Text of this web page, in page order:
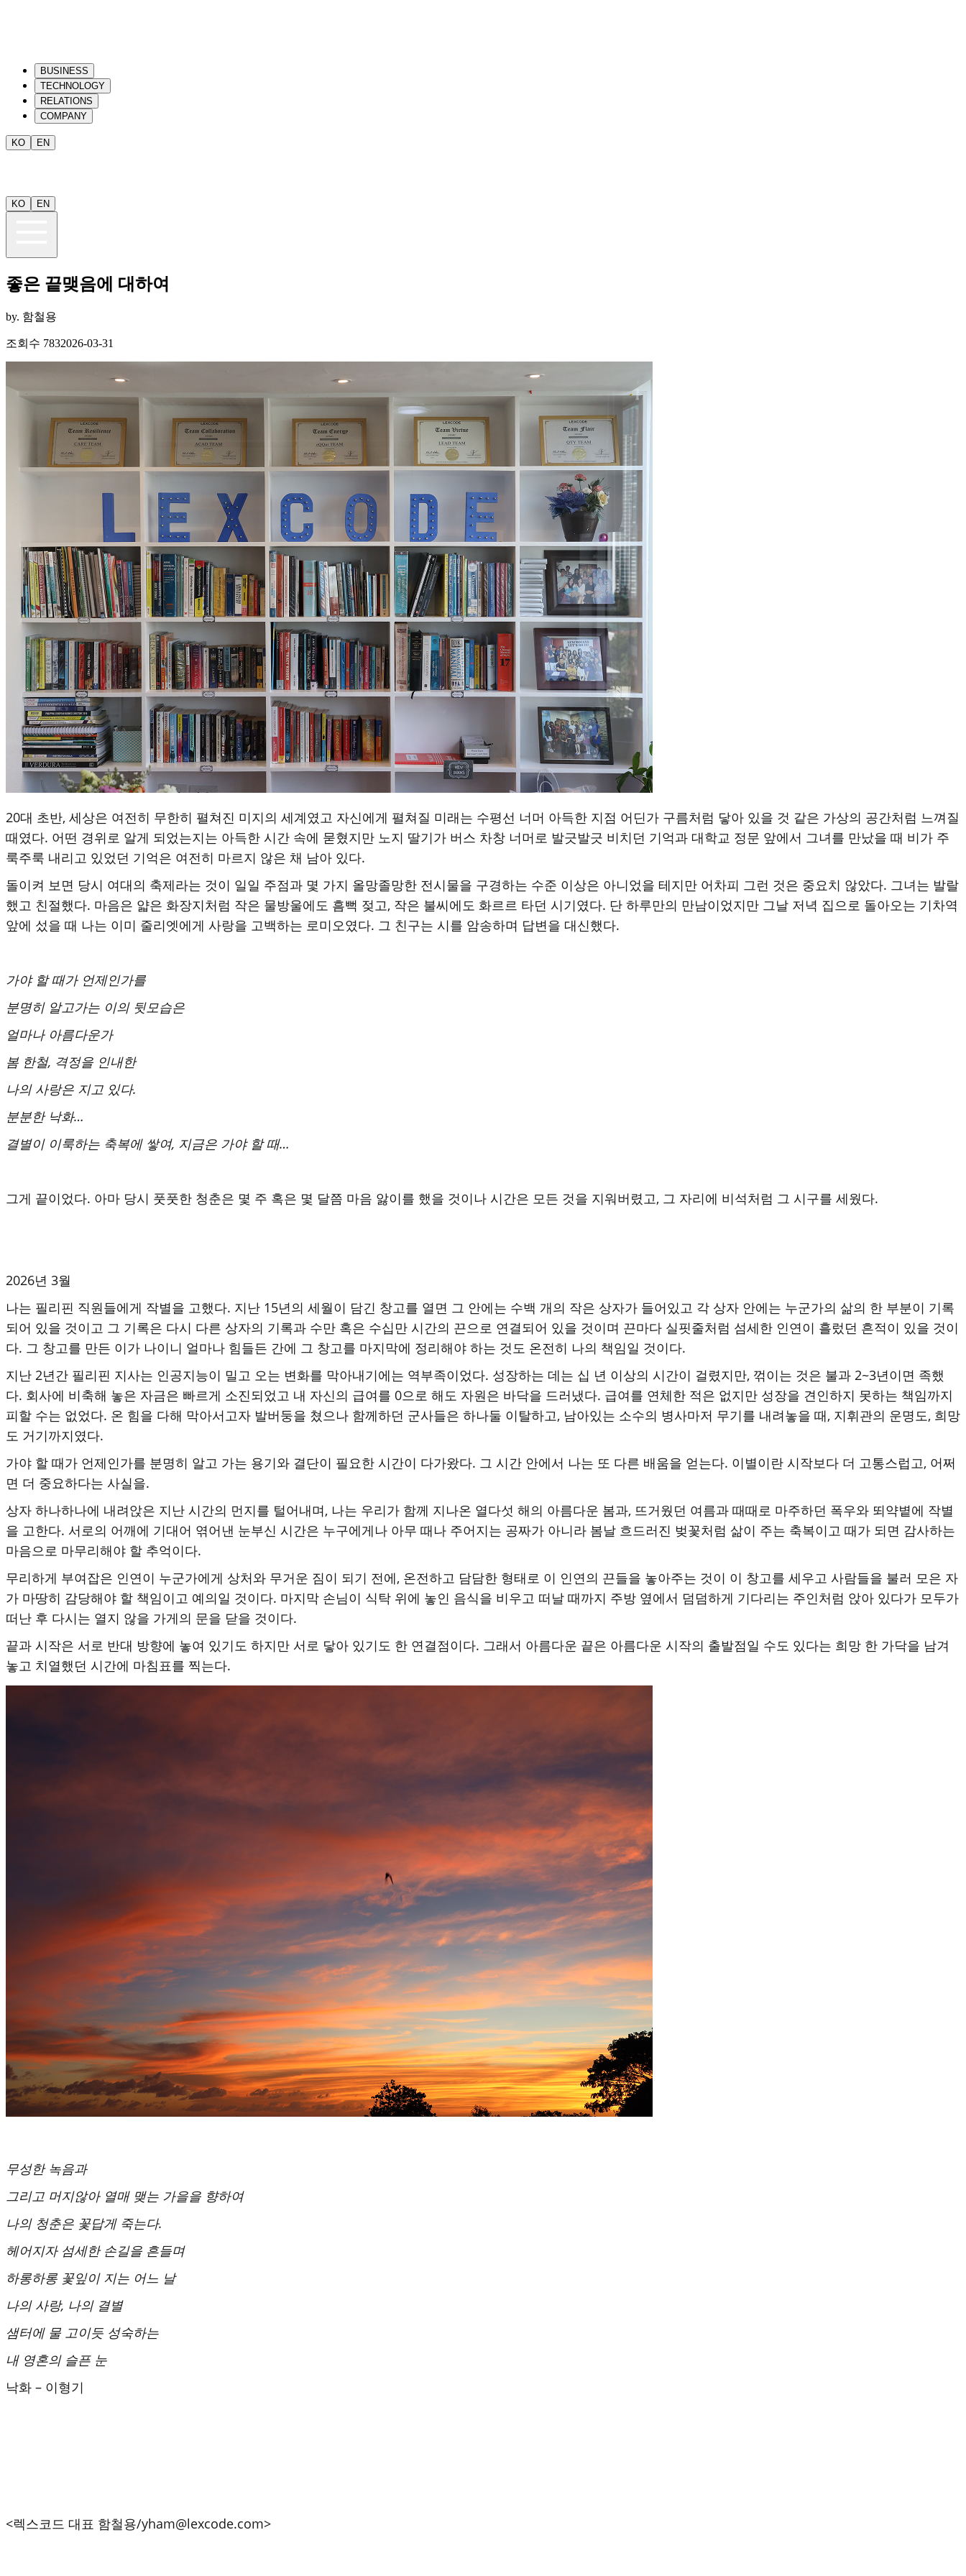
BUSINESS
TECHNOLOGY
RELATIONS
COMPANY
KO EN
KO EN
좋은 끝맺음에 대하여
by. 함철용
조회수 7832026-03-31
20대 초반, 세상은 여전히 무한히 펼쳐진 미지의 세계였고 자신에게 펼쳐질 미래는 수평선 너머 아득한 지점 어딘가 구름처럼 닿아 있을 것 같은 가상의 공간처럼 느껴질
때였다. 어떤 경위로 알게 되었는지는 아득한 시간 속에 묻혔지만 노지 딸기가 버스 차창 너머로 발긋발긋 비치던 기억과 대학교 정문 앞에서 그녀를 만났을 때 비가 주
룩주룩 내리고 있었던 기억은 여전히 마르지 않은 채 남아 있다.
돌이켜 보면 당시 여대의 축제라는 것이 일일 주점과 몇 가지 올망졸망한 전시물을 구경하는 수준 이상은 아니었을 테지만 어차피 그런 것은 중요치 않았다. 그녀는 발랄
했고 친절했다. 마음은 얇은 화장지처럼 작은 물방울에도 흠뻑 젖고, 작은 불씨에도 화르르 타던 시기였다. 단 하루만의 만남이었지만 그날 저녁 집으로 돌아오는 기차역
앞에 섰을 때 나는 이미 줄리엣에게 사랑을 고백하는 로미오였다. 그 친구는 시를 암송하며 답변을 대신했다.
가야 할 때가 언제인가를
분명히 알고가는 이의 뒷모습은
얼마나 아름다운가
봄 한철, 격정을 인내한
나의 사랑은 지고 있다.
분분한 낙화…
결별이 이룩하는 축복에 쌓여, 지금은 가야 할 때…
그게 끝이었다. 아마 당시 풋풋한 청춘은 몇 주 혹은 몇 달쯤 마음 앓이를 했을 것이나 시간은 모든 것을 지워버렸고, 그 자리에 비석처럼 그 시구를 세웠다.
2026년 3월
나는 필리핀 직원들에게 작별을 고했다. 지난 15년의 세월이 담긴 창고를 열면 그 안에는 수백 개의 작은 상자가 들어있고 각 상자 안에는 누군가의 삶의 한 부분이 기록
되어 있을 것이고 그 기록은 다시 다른 상자의 기록과 수만 혹은 수십만 시간의 끈으로 연결되어 있을 것이며 끈마다 실핏줄처럼 섬세한 인연이 흘렀던 흔적이 있을 것이
다. 그 창고를 만든 이가 나이니 얼마나 힘들든 간에 그 창고를 마지막에 정리해야 하는 것도 온전히 나의 책임일 것이다.
지난 2년간 필리핀 지사는 인공지능이 밀고 오는 변화를 막아내기에는 역부족이었다. 성장하는 데는 십 년 이상의 시간이 걸렸지만, 꺾이는 것은 불과 2~3년이면 족했
다. 회사에 비축해 놓은 자금은 빠르게 소진되었고 내 자신의 급여를 0으로 해도 자원은 바닥을 드러냈다. 급여를 연체한 적은 없지만 성장을 견인하지 못하는 책임까지
피할 수는 없었다. 온 힘을 다해 막아서고자 발버둥을 쳤으나 함께하던 군사들은 하나둘 이탈하고, 남아있는 소수의 병사마저 무기를 내려놓을 때, 지휘관의 운명도, 희망
도 거기까지였다.
가야 할 때가 언제인가를 분명히 알고 가는 용기와 결단이 필요한 시간이 다가왔다. 그 시간 안에서 나는 또 다른 배움을 얻는다. 이별이란 시작보다 더 고통스럽고, 어쩌
면 더 중요하다는 사실을.
상자 하나하나에 내려앉은 지난 시간의 먼지를 털어내며, 나는 우리가 함께 지나온 열다섯 해의 아름다운 봄과, 뜨거웠던 여름과 때때로 마주하던 폭우와 뙤약볕에 작별
을 고한다. 서로의 어깨에 기대어 엮어낸 눈부신 시간은 누구에게나 아무 때나 주어지는 공짜가 아니라 봄날 흐드러진 벚꽃처럼 삶이 주는 축복이고 때가 되면 감사하는
마음으로 마무리해야 할 추억이다.
무리하게 부여잡은 인연이 누군가에게 상처와 무거운 짐이 되기 전에, 온전하고 담담한 형태로 이 인연의 끈들을 놓아주는 것이 이 창고를 세우고 사람들을 불러 모은 자
가 마땅히 감당해야 할 책임이고 예의일 것이다. 마지막 손님이 식탁 위에 놓인 음식을 비우고 떠날 때까지 주방 옆에서 덤덤하게 기다리는 주인처럼 앉아 있다가 모두가
떠난 후 다시는 열지 않을 가게의 문을 닫을 것이다.
끝과 시작은 서로 반대 방향에 놓여 있기도 하지만 서로 닿아 있기도 한 연결점이다. 그래서 아름다운 끝은 아름다운 시작의 출발점일 수도 있다는 희망 한 가닥을 남겨
놓고 치열했던 시간에 마침표를 찍는다.
무성한 녹음과
그리고 머지않아 열매 맺는 가을을 향하여
나의 청춘은 꽃답게 죽는다.
헤어지자 섬세한 손길을 흔들며
하롱하롱 꽃잎이 지는 어느 날
나의 사랑, 나의 결별
샘터에 물 고이듯 성숙하는
내 영혼의 슬픈 눈
낙화 – 이형기
<렉스코드 대표 함철용/yham@lexcode.com>